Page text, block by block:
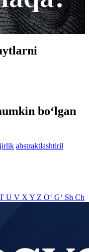
bo‘lgan
abstraktlashtiril
U V X Y Z O‘ G‘ Sh Ch